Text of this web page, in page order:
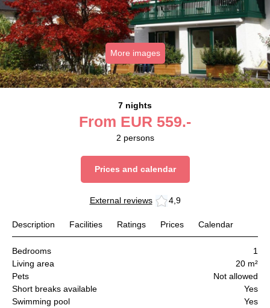
More images
7 nights
From EUR 559.-
2 persons
Prices and calendar
External reviews 4,9
Description Facilities Ratings Prices Calendar
Bedrooms
1
Living area
20 m²
Pets
Not allowed
Short breaks available
Yes
Swimming pool
Yes